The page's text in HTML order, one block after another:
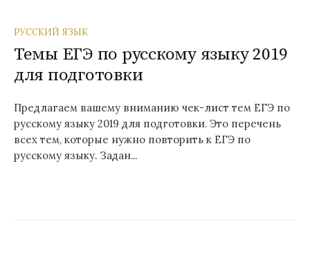
РУССКИЙ ЯЗЫК
Темы ЕГЭ по русскому языку 2019
для подготовки
Предлагаем вашему вниманию чек-лист тем ЕГЭ по
русскому языку 2019 для подготовки. Это перечень
всех тем, которые нужно повторить к ЕГЭ по
русскому языку. Задан...